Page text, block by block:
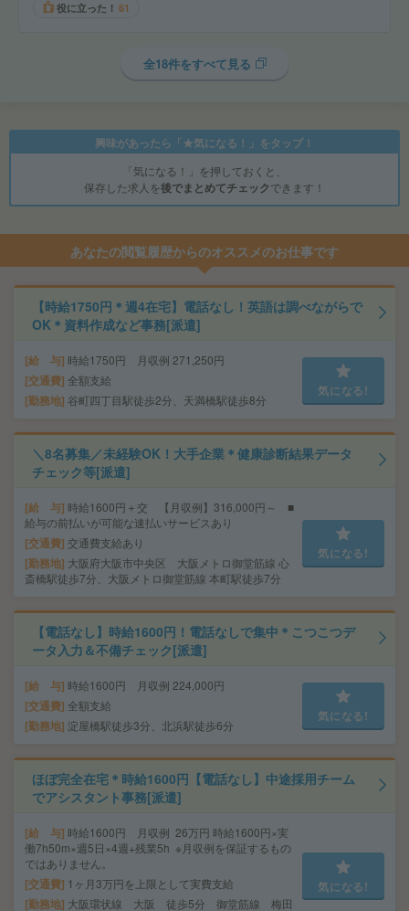
役に立った！ 61
全18件をすべて見る
興味があったら「★気になる！」をタップ！
「気になる！」を押しておくと、
保存した求人を後でまとめてチェックできます！
あなたの閲覧履歴からのオススメのお仕事です
【時給1750円＊週4在宅】電話なし！英語は調べながらで
OK＊資料作成など事務[派遣]
給 与 時給1750円 月収例 271,250円
交通費 全額支給
勤務地 谷町四丁目駅徒歩2分、天満橋駅徒歩8分
気になる!
＼8名募集／未経験OK！大手企業＊健康診断結果データ
チェック等[派遣]
給 与 時給1600円＋交 【月収例】316,000円～ ■
給与の前払いが可能な速払いサービスあり
交通費 交通費支給あり
勤務地 大阪府大阪市中央区 大阪メトロ御堂筋線 心
斎橋駅徒歩7分、大阪メトロ御堂筋線 本町駅徒歩7分
気になる!
【電話なし】時給1600円！電話なしで集中＊こつこつデ
ータ入力＆不備チェック[派遣]
給 与 時給1600円 月収例 224,000円
交通費 全額支給
勤務地 淀屋橋駅徒歩3分、北浜駅徒歩6分
気になる!
ほぼ完全在宅＊時給1600円【電話なし】中途採用チーム
でアシスタント事務[派遣]
給 与 時給1600円 月収例 26万円 時給1600円×実
働7h50m×週5日×4週+残業5h ※月収例を保証するもの
ではありません。
交通費 1ヶ月3万円を上限として実費支給
勤務地 大阪環状線 大阪 徒歩5分 御堂筋線 梅田
気になる!